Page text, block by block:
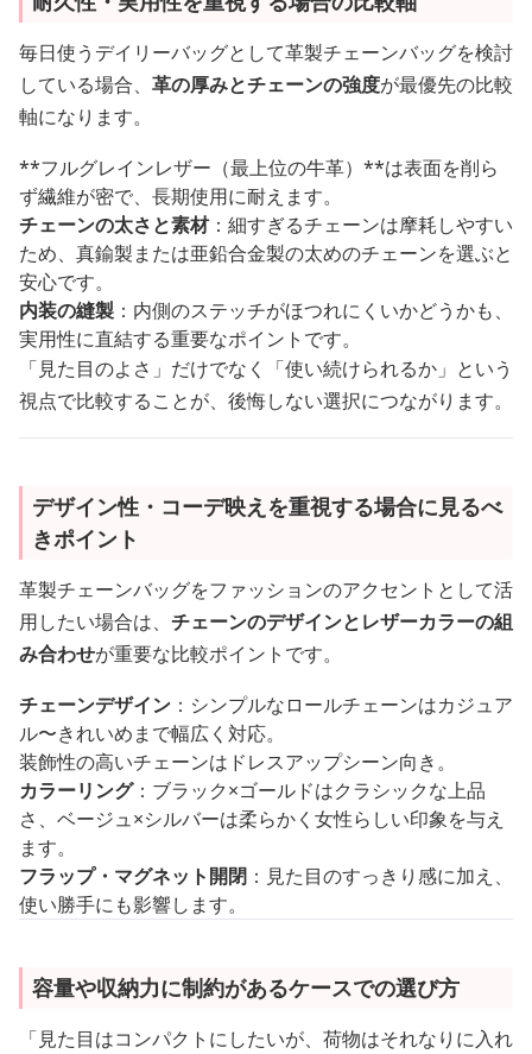
毎日使うデイリーバッグとして革製チェーンバッグを検討
している場合、 革の厚みとチェーンの強度が最優先の比較
軸になります。
**フルグレインレザー（最上位の牛革）**は表面を削ら
ず繊維が密で、長期使用に耐えます。
チェーンの太さと素材：細すぎるチェーンは摩耗しやすい
ため、真鍮製または亜鉛合金製の太めのチェーンを選ぶと
安心です。
内装の縫製 ：内側のステッチがほつれにくいかどうかも、
実用性に直結する重要なポイントです。
「見た目のよさ」だけでなく「使い続けられるか」という
視点で比較することが、後悔しない選択につながります。
デザイン性・コーデ映えを重視する場合に見るべ
きポイント
革製チェーンバッグをファッションのアクセントとして活
用したい場合は、 チェーンのデザインとレザーカラーの組
み合わせが重要な比較ポイントです。
チェーンデザイン ：シンプルなロールチェーンはカジュア
ル〜きれいめまで幅広く対応。
装飾性の高いチェーンはドレスアップシーン向き。
カラーリング：ブラック×ゴールドはクラシックな上品
さ、ベージュ×シルバーは柔らかく女性らしい印象を与え
ます。
フラップ・マグネット開閉 ：見た目のすっきり感に加え、
使い勝手にも影響します。
容量や収納力に制約があるケースでの選び方
「見た目はコンパクトにしたいが、荷物はそれなりに入れ